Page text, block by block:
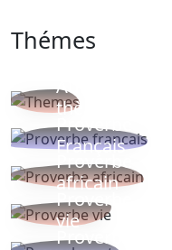
Thémes
Autres
thèmes
Proverbe
Français
Proverbe
africain
Proverbe
vie
Proverbes